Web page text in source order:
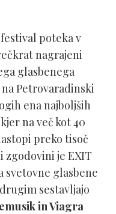
poteka v
nagrajeni
glasbenega
Petrovaradinski
ena najboljših
na več kot 40
preko tisoč
zgodovini je EXIT
glasbene
sestavljajo
in Viagra